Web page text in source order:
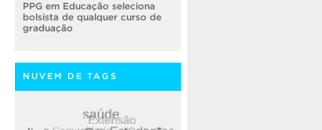
PPG em Educação seleciona
bolsista de qualquer curso de
graduação
NUVEM DE TAGS